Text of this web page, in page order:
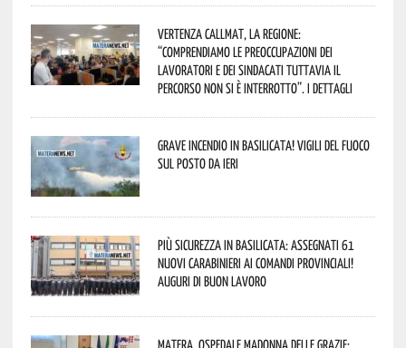
Vertenza CallMat, la Regione:
“comprendiamo le preoccupazioni dei
lavoratori e dei sindacati tuttavia il
percorso non si è interrotto”. I dettagli
Grave incendio in Basilicata! Vigili del fuoco
sul posto da ieri
Più sicurezza in Basilicata: assegnati 61
nuovi Carabinieri ai Comandi provinciali!
Auguri di buon lavoro